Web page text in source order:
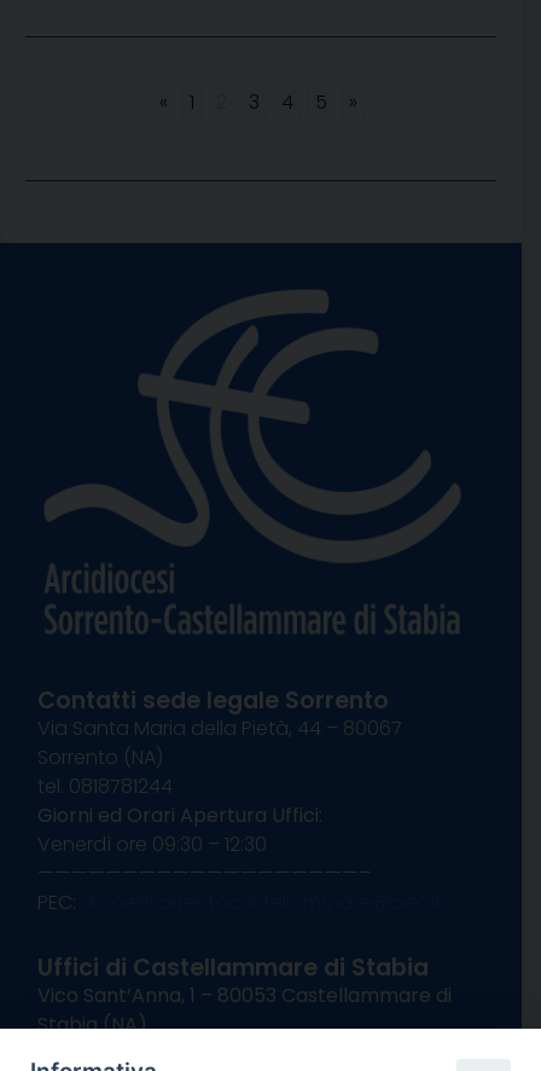
« 1 3 4 5 »
Contatti sede legale Sorrento
Via Santa Maria della Pietà, 44 – 80067
Sorrento (NA)
tel. 0818781244
Giorni ed Orari Apertura Uffici:
Venerdì ore 09:30 – 12:30
———————————————————–
PEC:
Uffici di Castellammare di Stabia
Vico Sant’Anna, 1 – 80053 Castellammare di
Stabia (NA)